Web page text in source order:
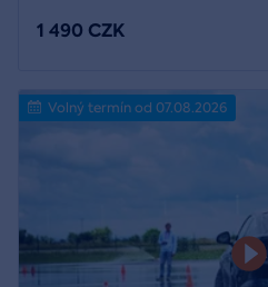
1 490 CZK
Volný termín od 07.08.2026